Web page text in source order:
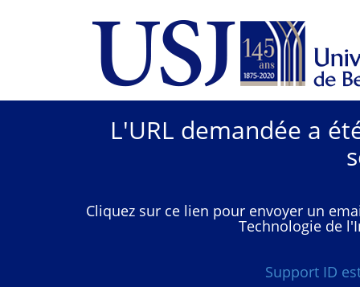
L'URL demandée a
Cliquez sur ce lien pour envoyer un
Technologie de
Support ID